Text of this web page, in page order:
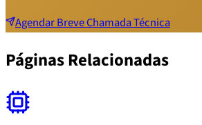
Agendar Breve Chamada Técnica
Páginas Relacionadas